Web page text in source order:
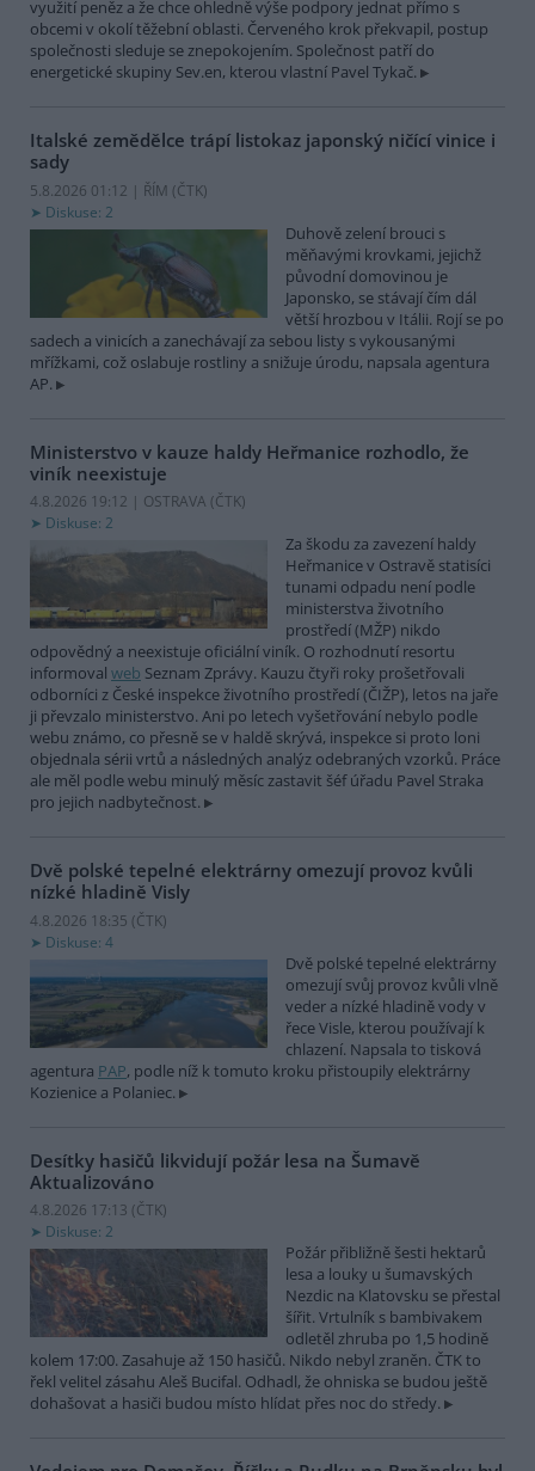
využití peněz a že chce ohledně výše podpory jednat přímo s
obcemi v okolí těžební oblasti. Červeného krok překvapil, postup
společnosti sleduje se znepokojením. Společnost patří do
energetické skupiny Sev.en, kterou vlastní Pavel Tykač.
Italské zemědělce trápí listokaz japonský ničící vinice i
sady
5.8.2026 01:12 | ŘÍM (ČTK)
Diskuse: 2
Duhově zelení brouci s
měňavými krovkami, jejichž
původní domovinou je
Japonsko, se stávají čím dál
větší hrozbou v Itálii. Rojí se po
sadech a vinicích a zanechávají za sebou listy s vykousanými
mřížkami, což oslabuje rostliny a snižuje úrodu, napsala agentura
AP.
Ministerstvo v kauze haldy Heřmanice rozhodlo, že
viník neexistuje
4.8.2026 19:12 | OSTRAVA (ČTK)
Diskuse: 2
Za škodu za zavezení haldy
Heřmanice v Ostravě statisíci
tunami odpadu není podle
ministerstva životního
prostředí (MŽP) nikdo
odpovědný a neexistuje oficiální viník. O rozhodnutí resortu
informoval web Seznam Zprávy. Kauzu čtyři roky prošetřovali
odborníci z České inspekce životního prostředí (ČIŽP), letos na jaře
ji převzalo ministerstvo. Ani po letech vyšetřování nebylo podle
webu známo, co přesně se v haldě skrývá, inspekce si proto loni
objednala sérii vrtů a následných analýz odebraných vzorků. Práce
ale měl podle webu minulý měsíc zastavit šéf úřadu Pavel Straka
pro jejich nadbytečnost.
Dvě polské tepelné elektrárny omezují provoz kvůli
nízké hladině Visly
4.8.2026 18:35 (ČTK)
Diskuse: 4
Dvě polské tepelné elektrárny
omezují svůj provoz kvůli vlně
veder a nízké hladině vody v
řece Visle, kterou používají k
chlazení. Napsala to tisková
agentura PAP, podle níž k tomuto kroku přistoupily elektrárny
Kozienice a Polaniec.
Desítky hasičů likvidují požár lesa na Šumavě
Aktualizováno
4.8.2026 17:13 (ČTK)
Diskuse: 2
Požár přibližně šesti hektarů
lesa a louky u šumavských
Nezdic na Klatovsku se přestal
šířit. Vrtulník s bambivakem
odletěl zhruba po 1,5 hodině
kolem 17:00. Zasahuje až 150 hasičů. Nikdo nebyl zraněn. ČTK to
řekl velitel zásahu Aleš Bucifal. Odhadl, že ohniska se budou ještě
dohašovat a hasiči budou místo hlídat přes noc do středy.